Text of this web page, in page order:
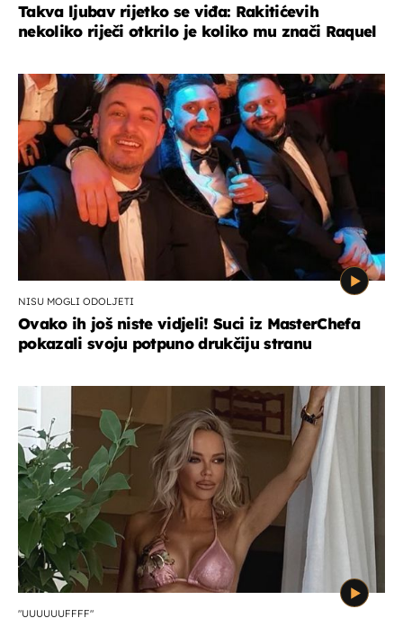
Takva ljubav rijetko se viđa: Rakitićevih
nekoliko riječi otkrilo je koliko mu znači Raquel
NISU MOGLI ODOLJETI
Ovako ih još niste vidjeli! Suci iz MasterChefa
pokazali svoju potpuno drukčiju stranu
"UUUUUUFFFF"